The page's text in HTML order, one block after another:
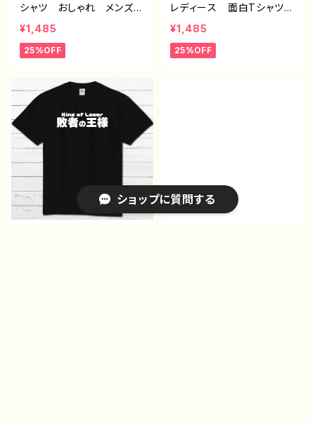
シャツ おしゃれ メンズ
レディース 面白Tシャツ
イラスト 個性的 おすす
め 面白い ユニーク 人
師 クリエイター オリジ
ナル デザイン グッズ
白 半袖シャツ デザイ
ン コラボ ネタTシャツ
ノンブランド タイトル：デザ
¥1,485
25%OFF
レディース 面白Tシャツ
文字 かわいい おしゃ
れ 個性的 おすすめ 半
袖シャツ デザイン コラ
¥1,485
25%OFF
ショップに質問する